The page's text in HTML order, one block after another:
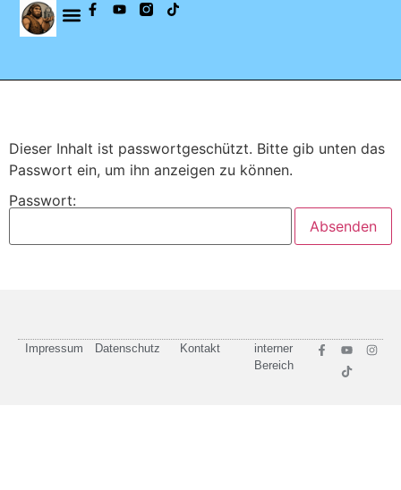
Dieser Inhalt ist passwortgeschützt. Bitte gib unten das
Passwort ein, um ihn anzeigen zu können.
Passwort:
Impressum Datenschutz Kontakt
interner
Bereich